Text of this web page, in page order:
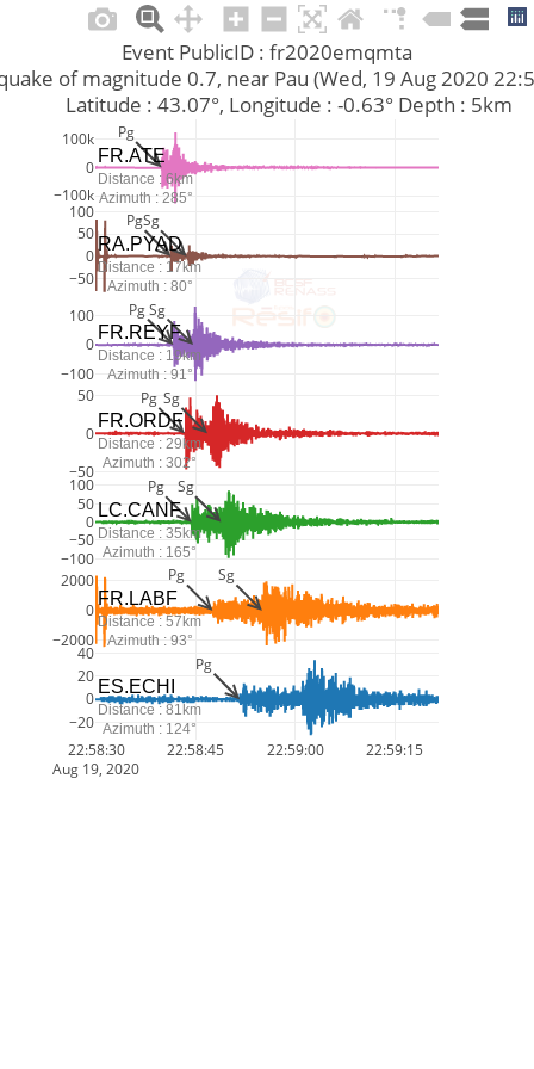
22:58:30
Aug 19, 2020
22:58:45 22:59:00 22:59:15
−20
0
20
40
−2000
0
2000
−100
−50
0
50
100
−50
0
50
−100
0
100
−50
0
50
100
−100k
0
100k
Event PublicID : fr2020emqmta
of magnitude 0.7, near Pau (Wed, 19 Aug 2020
         Latitude : 43.07°, Longitude : -0.63° Depth : 5km
Pg
Pg Sg
Pg Sg
Pg Sg
PgSg
PgSg
Pg
ES.ECHI
Distance : 81km
Azimuth : 124°
FR.LABF
Distance : 57km
Azimuth : 93°
LC.CANF
Distance : 35km
Azimuth : 165°
FR.ORDF
Distance : 29km
Azimuth : 302°
FR.REYF
Distance : 19km
Azimuth : 91°
RA.PYAD
Distance : 17km
Azimuth : 80°
FR.ATE
Distance : 6km
Azimuth : 285°